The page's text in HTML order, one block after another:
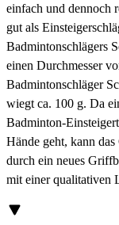
einfach und dennoch
gut als
Badmintonschlägers
einen Durchmesser
Badmintonschläger
wiegt ca. 100 g. Da
Badminton-
Hände geht, kann
durch ein neues
mit einer qualitativen